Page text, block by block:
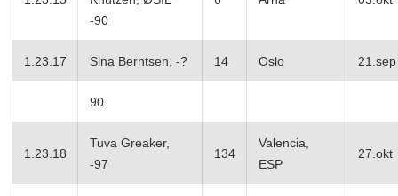
-90
1.23.17 Sina Berntsen, -? 14 Oslo 21.sep
90
1.23.18
Tuva Greaker,
-97
134
Valencia,
ESP
27.okt